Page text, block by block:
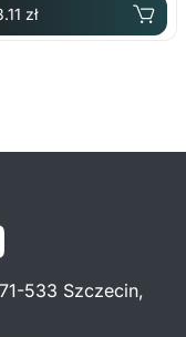
zł
533 Szczecin,